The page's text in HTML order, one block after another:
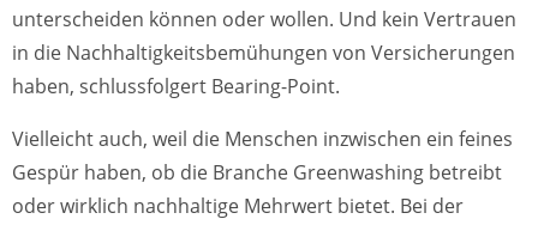
unterscheiden können oder wollen. Und kein Vertrauen
in die Nachhaltigkeitsbemühungen von Versicherungen
haben, schlussfolgert Bearing-Point.
Vielleicht auch, weil die Menschen inzwischen ein feines
Gespür haben, ob die Branche Greenwashing betreibt
oder wirklich nachhaltige Mehrwert bietet. Bei der